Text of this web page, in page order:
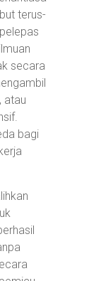
terus-
secara
atau
bagi